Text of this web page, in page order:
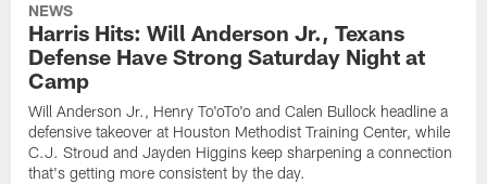
NEWS
Harris Hits: Will Anderson Jr., Texans
Defense Have Strong Saturday Night at
Camp
Will Anderson Jr., Henry To'oTo'o and Calen Bullock headline a
defensive takeover at Houston Methodist Training Center, while
C.J. Stroud and Jayden Higgins keep sharpening a connection
that's getting more consistent by the day.